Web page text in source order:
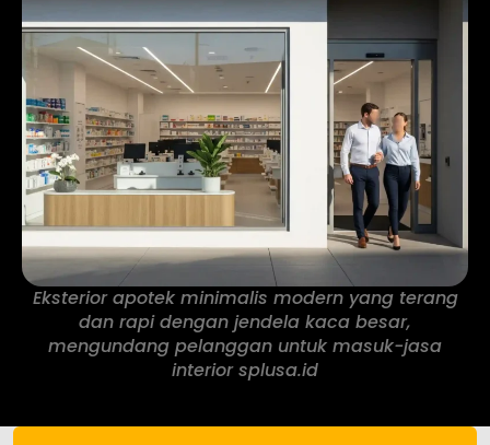
Eksterior apotek minimalis modern yang terang
dan rapi dengan jendela kaca besar,
mengundang pelanggan untuk masuk-jasa
interior splusa.id